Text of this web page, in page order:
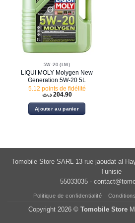
5W-20 (LM)
LIQUI MOLY Molygen New
Generation 5W-20 5L
5.12 points de fidélité
204.90 د.ت
Ajouter au panier
Tomobile Store SARL 13 rue jaoudat al
Tunisie
55033035 -
Politique de confidentialité
Copyright 2026 © Tomobile Store